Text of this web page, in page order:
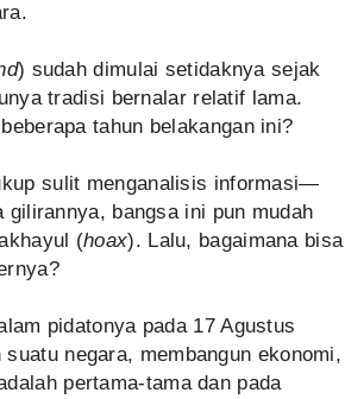
) sudah dimulai setidaknya sejak
tradisi bernalar relatif lama.
tahun belakangan ini?
sulit menganalisis informasi—
bangsa ini pun mudah
(hoax). Lalu, bagaimana bisa
pidatonya pada 17 Agustus
negara, membangun ekonomi,
pertama-tama dan pada